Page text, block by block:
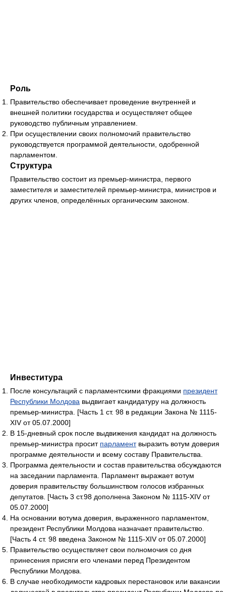
Роль
Правительство обеспечивает проведение внутренней и
внешней политики государства и осуществляет общее
руководство публичным управлением.
При осуществлении своих полномочий правительство
руководствуется программой деятельности, одобренной
парламентом.
Структура
Правительство состоит из премьер-министра, первого
заместителя и заместителей премьер-министра, министров и
других членов, определённых органическим законом.
Инвеститура
После консультаций с парламентскими фракциями президент
Республики Молдова выдвигает кандидатуру на должность
премьер-министра. [Часть 1 ст. 98 в редакции Закона № 1115-
XIV от 05.07.2000]
В 15-дневный срок после выдвижения кандидат на должность
премьер-министра просит парламентвыразить вотум доверия
программе деятельности и всему составу Правительства.
Программа деятельности и состав правительства обсуждаются
на заседании парламента. Парламент выражает вотум
доверия правительству большинством голосов избранных
депутатов. [Часть 3 ст.98 дополнена Законом № 1115-XIV от
05.07.2000]
На основании вотума доверия, выраженного парламентом,
президент Республики Молдова назначает правительство.
[Часть 4 ст. 98 введена Законом № 1115-XIV от 05.07.2000]
Правительство осуществляет свои полномочия со дня
принесения присяги его членами перед Президентом
Республики Молдова.
В случае необходимости кадровых перестановок или вакансии